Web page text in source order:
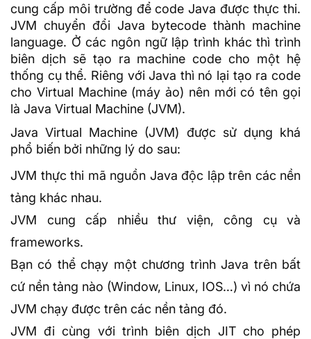
cung cấp môi trường để code Java được thực thi.
JVM chuyển đổi Java bytecode thành machine
language. Ở các ngôn ngữ lập trình khác thì trình
biên dịch sẽ tạo ra machine code cho một hệ
thống cụ thể. Riêng với Java thì nó lại tạo ra code
cho Virtual Machine (máy ảo) nên mới có tên gọi
là Java Virtual Machine (JVM).
Java Virtual Machine (JVM) được sử dụng khá
phổ biến bởi những lý do sau:
JVM thực thi mã nguồn Java độc lập trên các nền
tảng khác nhau.
JVM cung cấp nhiều thư viện, công cụ và
frameworks.
Bạn có thể chạy một chương trình Java trên bất
cứ nền tảng nào (Window, Linux, IOS…) vì nó chứa
JVM chạy được trên các nền tảng đó.
JVM đi cùng với trình biên dịch JIT cho phép